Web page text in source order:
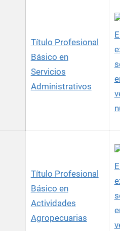
Título Profesional
Básico en
Servicios
Administrativos
Título Profesional
Básico en
Actividades
Agropecuarias